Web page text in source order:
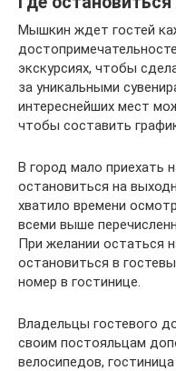
Мышкин ждет гостей
экскурсиях, чтобы
за уникальными
интереснейших мест
чтобы составить
В город мало приехать
остановиться на
хватило времени
всеми выше
При желании остаться
остановиться в
номер в гостинице.
Владельцы гостевого
своим постояльцам
велосипедов,